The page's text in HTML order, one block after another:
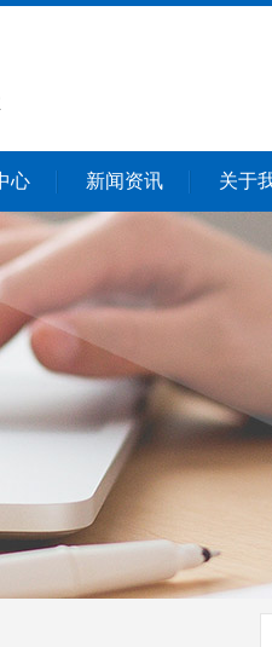
心 新闻资讯 关于